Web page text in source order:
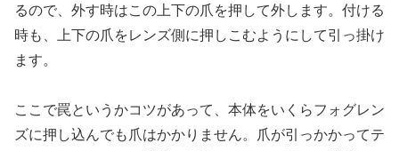
るので、外す時はこの上下の爪を押して外します。付ける
時も、上下の爪をレンズ側に押しこむようにして引っ掛け
ます。
ここで罠というかコツがあって、本体をいくらフォグレン
ズに押し込んでも爪はかかりません。爪が引っかかってテ